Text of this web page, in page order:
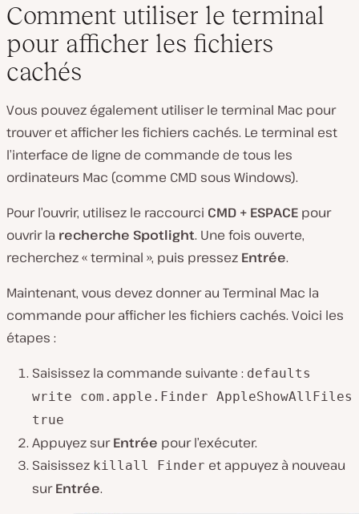
Comment utiliser le terminal
pour afficher les fichiers
cachés
Vous pouvez également utiliser le terminal Mac pour
trouver et afficher les fichiers cachés. Le terminal est
l’interface de ligne de commande de tous les
ordinateurs Mac (comme CMD sous Windows).
Pour l’ouvrir, utilisez le raccourci CMD + ESPACE pour
ouvrir la recherche Spotlight. Une fois ouverte,
recherchez « terminal », puis pressez Entrée.
Maintenant, vous devez donner au Terminal Mac la
commande pour afficher les fichiers cachés. Voici les
étapes :
Saisissez la commande suivante : defaults
write com.apple.Finder AppleShowAllFiles
true
Appuyez surEntrée pour l’exécuter.
Saisissez killall Finder et appuyez à nouveau
surEntrée.